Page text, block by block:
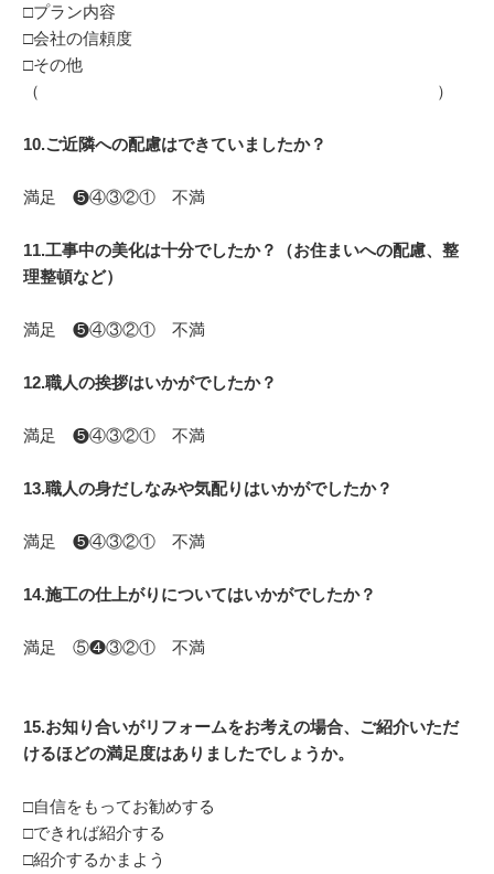
□プラン内容
□会社の信頼度
□その他
（ ）
10.ご近隣への配慮はできていましたか？
満足 ❺④③②① 不満
11.工事中の美化は十分でしたか？（お住まいへの配慮、整
理整頓など）
満足 ❺④③②① 不満
12.職人の挨拶はいかがでしたか？
満足 ❺④③②① 不満
13.職人の身だしなみや気配りはいかがでしたか？
満足 ❺④③②① 不満
14.施工の仕上がりについてはいかがでしたか？
満足 ⑤❹③②① 不満
15.お知り合いがリフォームをお考えの場合、ご紹介いただ
けるほどの満足度はありましたでしょうか。
□自信をもってお勧めする
□できれば紹介する
□紹介するかまよう